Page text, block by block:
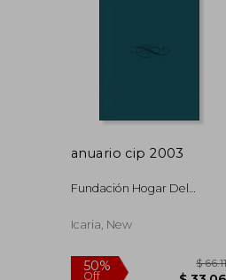
50%
anuario cip 2003
Fundación Hogar Del
Investigación Para La Paz
Icaria, New